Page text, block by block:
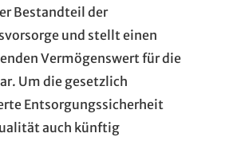
Bestandteil der
und stellt einen
Vermögenswert für die
Um die gesetzlich
Entsorgungssicherheit
auch künftig